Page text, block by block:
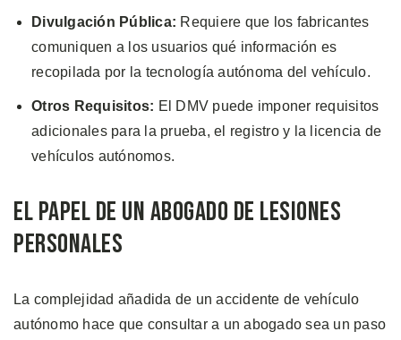
Divulgación Pública: Requiere que los fabricantes
comuniquen a los usuarios qué información es
recopilada por la tecnología autónoma del vehículo.
Otros Requisitos: El DMV puede imponer requisitos
adicionales para la prueba, el registro y la licencia de
vehículos autónomos.
El Papel de un Abogado de Lesiones
Personales
La complejidad añadida de un accidente de vehículo
autónomo hace que consultar a un abogado sea un paso